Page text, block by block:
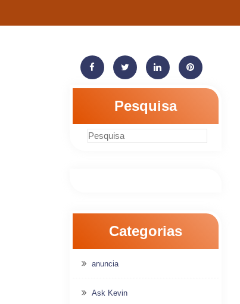
Pesquisa
Categorias
anuncia
Ask Kevin